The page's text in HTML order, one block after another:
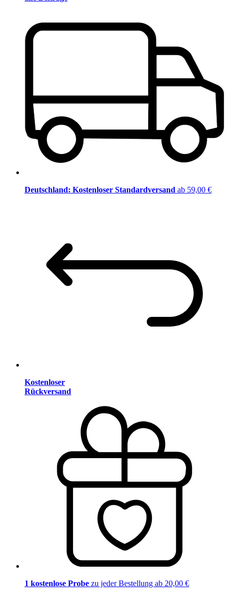
Deutschland: Kostenloser Standardversand ab 59,00 €
Kostenloser
Rückversand
1 kostenlose Probe zu jeder Bestellung ab 20,00 €